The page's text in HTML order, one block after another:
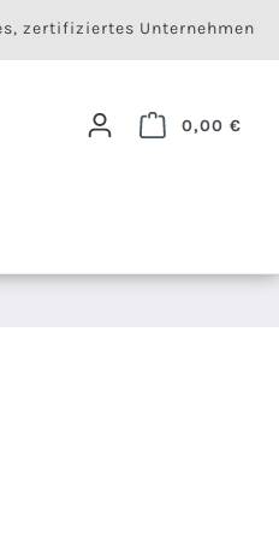
zertifiziertes Unternehmen
0,00 €